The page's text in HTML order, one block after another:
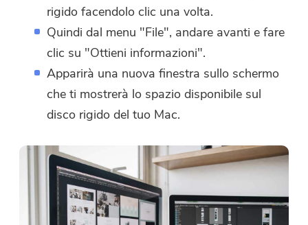
rigido facendolo clic una volta.
Quindi dal menu "File", andare avanti e fare
clic su "Ottieni informazioni".
Apparirà una nuova finestra sullo schermo
che ti mostrerà lo spazio disponibile sul
disco rigido del tuo Mac.